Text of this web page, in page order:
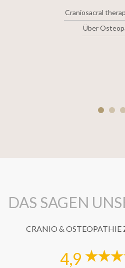
Craniosacral
Über
DAS SAGEN
CRANIO &
4,9